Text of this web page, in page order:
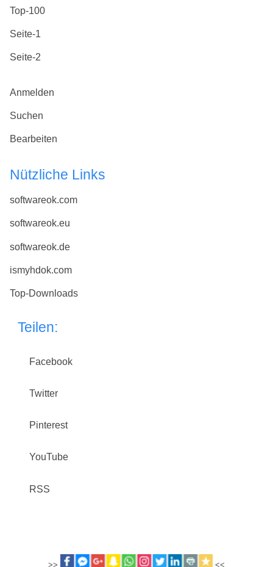
Top-100
Seite-1
Seite-2
Anmelden
Suchen
Bearbeiten
Nützliche Links
softwareok.com
softwareok.eu
softwareok.de
ismyhdok.com
Top-Downloads
Teilen:
Facebook
Twitter
Pinterest
YouTube
RSS